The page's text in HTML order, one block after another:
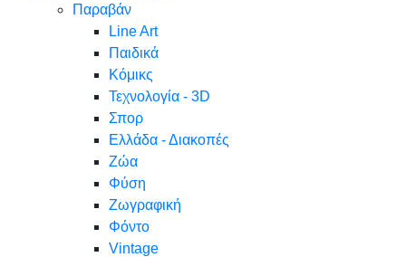
Παραβάν
Line Art
Παιδικά
Κόμικς
Τεχνολογία - 3D
Σπορ
Ελλάδα - Διακοπές
Ζώα
Φύση
Ζωγραφική
Φόντο
Vintage